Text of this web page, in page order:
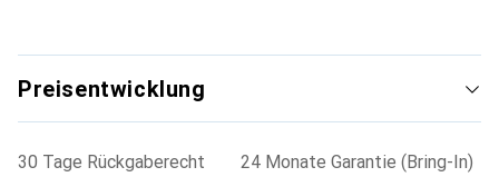
Preisentwicklung
30 Tage Rückgaberecht
24 Monate Garantie (Bring-In)